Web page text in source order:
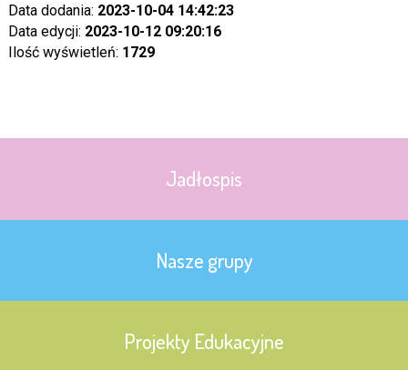
Data dodania: 2023-10-04 14:42:23
Data edycji: 2023-10-12 09:20:16
Ilość wyświetleń: 1729
Jadłospis
Nasze grupy
Projekty Edukacyjne